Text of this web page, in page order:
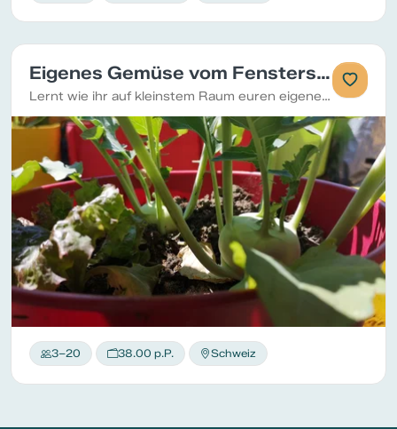
Eigenes Gemüse vom Fenstersims
Lernt wie ihr auf kleinstem Raum euren eigenen Minigarten geniessen könnt.
3–20 38.00 p.P. Schweiz